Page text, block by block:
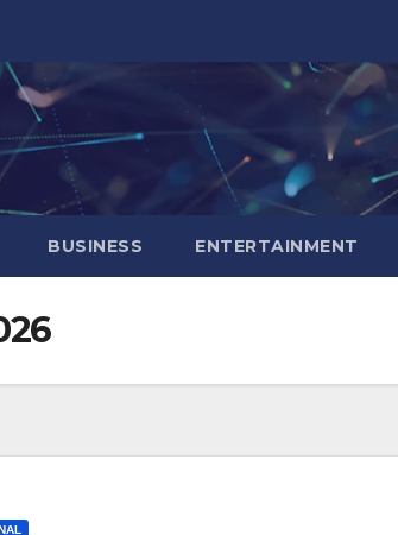
BUSINESS ENTERTAINMENT